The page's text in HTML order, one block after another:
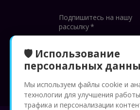
Подпишитесь на нашу
рассылку*
Подписаться
🛡️ Использование
персональных
Мы используем файлы cookie и
технологии для улучшения
трафика и персонализации